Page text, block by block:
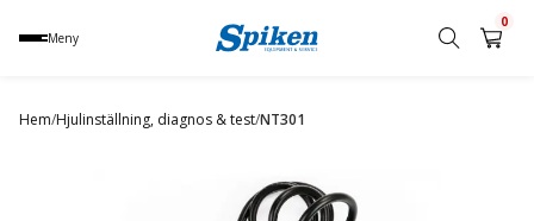
Meny
namn,
0
Hem/Hjulinställning, diagnos & test/NT301